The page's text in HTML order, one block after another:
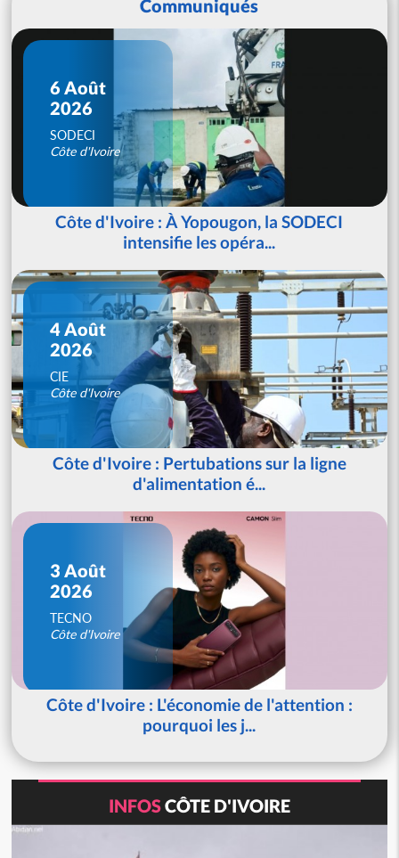
Communiqués
6 Août
2026
SODECI
Côte d'Ivoire
Côte d'Ivoire : À Yopougon, la SODECI
intensifie les opéra...
4 Août
2026
CIE
Côte d'Ivoire
Côte d'Ivoire : Pertubations sur la ligne
d'alimentation é...
3 Août
2026
TECNO
Côte d'Ivoire
Côte d'Ivoire : L'économie de l'attention :
pourquoi les j...
INFOSCÔTE D'IVOIRE